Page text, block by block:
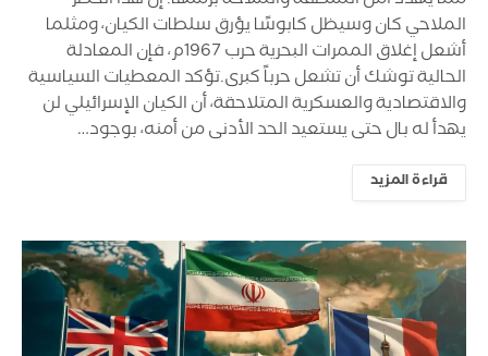
الملاحي كان وسيظل كابوسًا يؤرق سلطات الكيان، ومثلما
أشعل إغلاق الممرات البحرية حرب 1967م، فإن المعادلة
الحالية توشك أن تشعل حرباً كبرى.تؤكد المعطيات السياسية
والاقتصادية والعسكرية المتلاحقة، أن الكيان الإسرائيلي لن
يهدأ له بال حتى يستعيد الحد الأدنى من أمنه، بوجود…
قراءة المزيد